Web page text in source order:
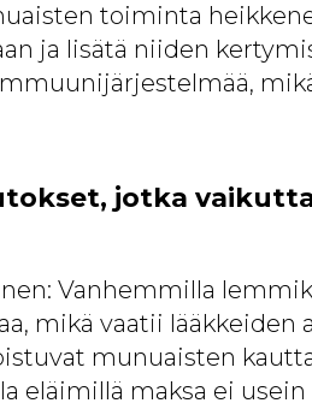
toiminta
ja lisätä niiden
jotka
Vanhemmilla
mikä vaatii lääkkeiden
munuaisten
eläimillä maksa ei usein